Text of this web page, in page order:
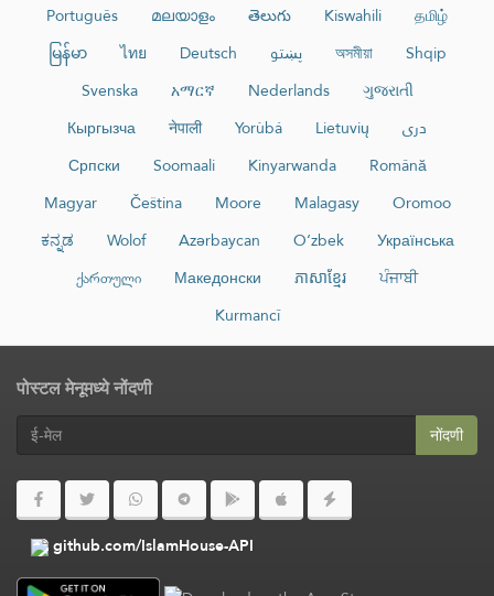
Português
മലയാളം తెలుగు Kiswahili
தமிழ்
မြန်မာ
ไทย Deutsch پښتو অসমীয়া
Shqip
Svenska
አማርኛ Nederlands
ગુજરાતી
Кыргызча
नेपाली Yorùbá Lietuvių
دری
Српски
Soomaali Kinyarwanda
Română
Magyar
Čeština Moore Malagasy
Oromoo
ಕನ್ನಡ
Wolof Azərbaycan O‘zbek
Українська
ქართული
Македонски ភាសាខ្មែរ
ਪੰਜਾਬੀ
Kurmancî
पोस्टल मेनूमध्ये नोंदणी
नोंदणी
github.com/IslamHouse-API